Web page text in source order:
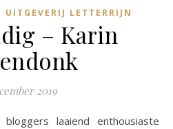
UITGEVERIJ LETTERRIJN
– Karin
2019